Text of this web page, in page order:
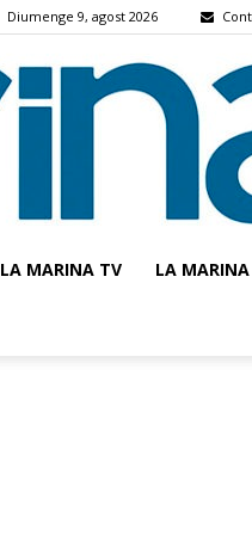
Diumenge 9, agost 2026
LA MARINA TV LA